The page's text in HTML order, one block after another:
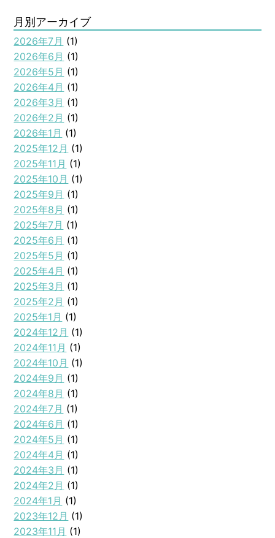
月別アーカイブ
2026年7月 (1)
2026年6月 (1)
2026年5月 (1)
2026年4月 (1)
2026年3月 (1)
2026年2月 (1)
2026年1月 (1)
2025年12月 (1)
2025年11月 (1)
2025年10月 (1)
2025年9月 (1)
2025年8月 (1)
2025年7月 (1)
2025年6月 (1)
2025年5月 (1)
2025年4月 (1)
2025年3月 (1)
2025年2月 (1)
2025年1月 (1)
2024年12月 (1)
2024年11月 (1)
2024年10月 (1)
2024年9月 (1)
2024年8月 (1)
2024年7月 (1)
2024年6月 (1)
2024年5月 (1)
2024年4月 (1)
2024年3月 (1)
2024年2月 (1)
2024年1月 (1)
2023年12月 (1)
2023年11月 (1)